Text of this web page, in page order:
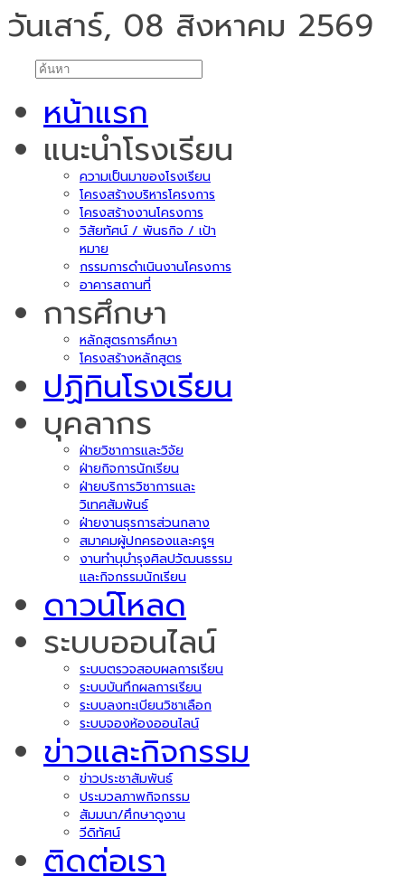
วันเสาร์, 08 สิงหาคม 2569
หน้าแรก
แนะนำโรงเรียน
ความเป็นมาของโรงเรียน
โครงสร้างบริหารโครงการ
โครงสร้างงานโครงการ
วิสัยทัศน์ / พันธกิจ / เป้า
หมาย
กรรมการดำเนินงานโครงการ
อาคารสถานที่
การศึกษา
หลักสูตรการศึกษา
โครงสร้างหลักสูตร
ปฏิทินโรงเรียน
บุคลากร
ฝ่ายวิชาการและวิจัย
ฝ่ายกิจการนักเรียน
ฝ่ายบริการวิชาการและ
วิเทศสัมพันธ์
ฝ่ายงานธุรการส่วนกลาง
สมาคมผู้ปกครองและครูฯ
งานทำนุบำรุงศิลปวัฒนธรรม
และกิจกรรมนักเรียน
ดาวน์โหลด
ระบบออนไลน์
ระบบตรวจสอบผลการเรียน
ระบบบันทึกผลการเรียน
ระบบลงทะเบียนวิชาเลือก
ระบบจองห้องออนไลน์
ข่าวและกิจกรรม
ข่าวประชาสัมพันธ์
ประมวลภาพกิจกรรม
สัมมนา/ศึกษาดูงาน
วีดิทัศน์
ติดต่อเรา